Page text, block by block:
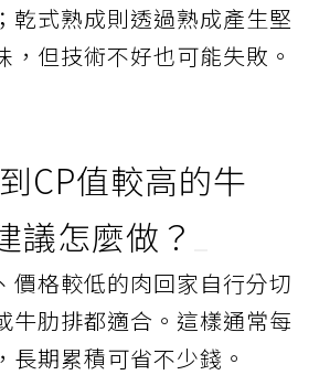
乾式熟成則透過熟成產生堅
，但技術不好也可能失敗。
CP值較高的牛
議怎麼做？
價格較低的肉回家自行分切
牛肋排都適合。這樣通常每
長期累積可省不少錢。